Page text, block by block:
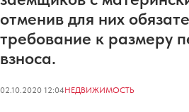
отменив для них
требование к размеру
взноса.
02.10.2020 12:04НЕДВИЖИМОСТЬ